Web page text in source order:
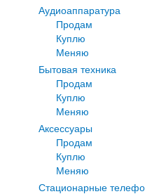
Аудиоаппаратура
Продам
Куплю
Меняю
Бытовая техника
Продам
Куплю
Меняю
Аксессуары
Продам
Куплю
Меняю
Стационарные